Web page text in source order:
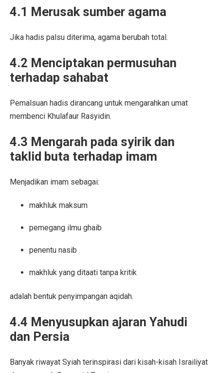
4.1 Merusak sumber agama
Jika hadis palsu diterima, agama berubah total.
4.2 Menciptakan permusuhan
terhadap sahabat
Pemalsuan hadis dirancang untuk mengarahkan umat
membenci Khulafaur Rasyidin.
4.3 Mengarah pada syirik dan
taklid buta terhadap imam
Menjadikan imam sebagai:
makhluk maksum
pemegang ilmu ghaib
penentu nasib
makhluk yang ditaati tanpa kritik
adalah bentuk penyimpangan aqidah.
4.4 Menyusupkan ajaran Yahudi
dan Persia
Banyak riwayat Syiah terinspirasi dari kisah-kisah Israiliyat